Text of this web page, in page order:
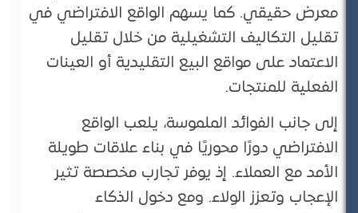
معرض حقيقي. كما يسهم الواقع الافتراضي في
تقليل التكاليف التشغيلية من خلال تقليل
الاعتماد على مواقع البيع التقليدية أو العينات
الفعلية للمنتجات.
إلى جانب الفوائد الملموسة، يلعب الواقع
الافتراضي دورًا محوريًا في بناء علاقات طويلة
الأمد مع العملاء. إذ يوفر تجارب مخصصة تثير
الإعجاب وتعزز الولاء. ومع دخول الذكاء